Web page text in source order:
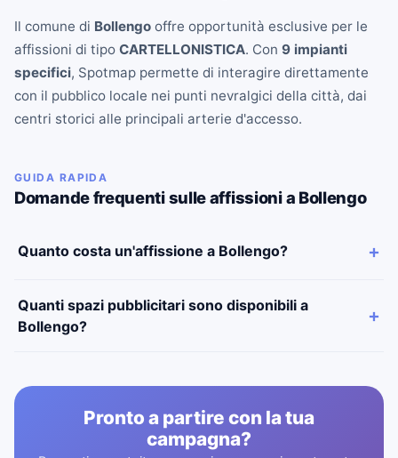
Il comune di Bollengo offre opportunità esclusive per le
affissioni di tipo CARTELLONISTICA. Con 9 impianti
specifici, Spotmap permette di interagire direttamente
con il pubblico locale nei punti nevralgici della città, dai
centri storici alle principali arterie d'accesso.
GUIDA RAPIDA
Domande frequenti sulle affissioni a Bollengo
Quanto costa un'affissione a Bollengo?
Quanti spazi pubblicitari sono disponibili a
Bollengo?
Pronto a partire con la tua
campagna?